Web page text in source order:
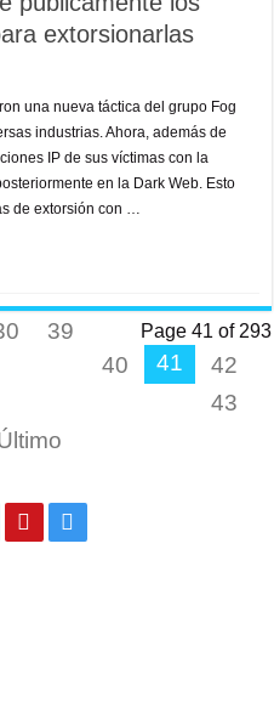
extorsionarlas
una nueva táctica del grupo Fog
industrias. Ahora, además de
IP de sus víctimas con la
en la Dark Web. Esto
de extorsión con …
Page 41 of 293
39
40
41
42
43